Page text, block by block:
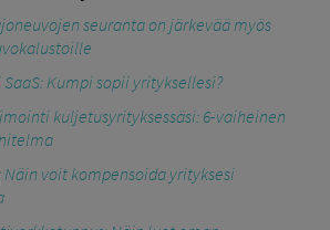
seuranta on järkevää myös
Kumpi sopii yrityksellesi?
kuljetusyrityksessäsi: 6-vaiheinen
voit kompensoida yrityksesi